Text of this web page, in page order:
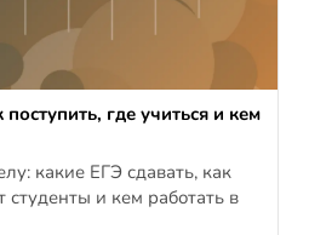
где учиться и кем
какие ЕГЭ сдавать, как
студенты и кем работать в